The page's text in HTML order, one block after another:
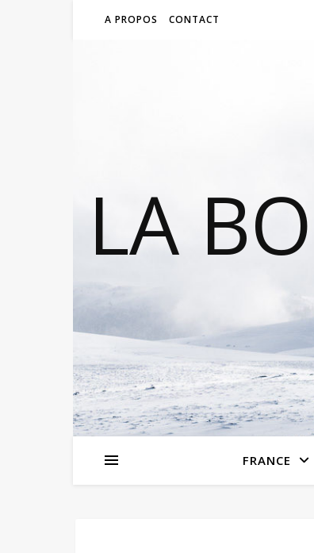
A PROPOS CONTACT
LA
FRANCE